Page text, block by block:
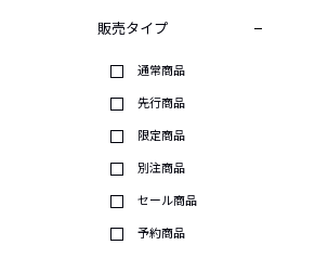
販売タイプ
通常商品
先行商品
限定商品
別注商品
セール商品
予約商品